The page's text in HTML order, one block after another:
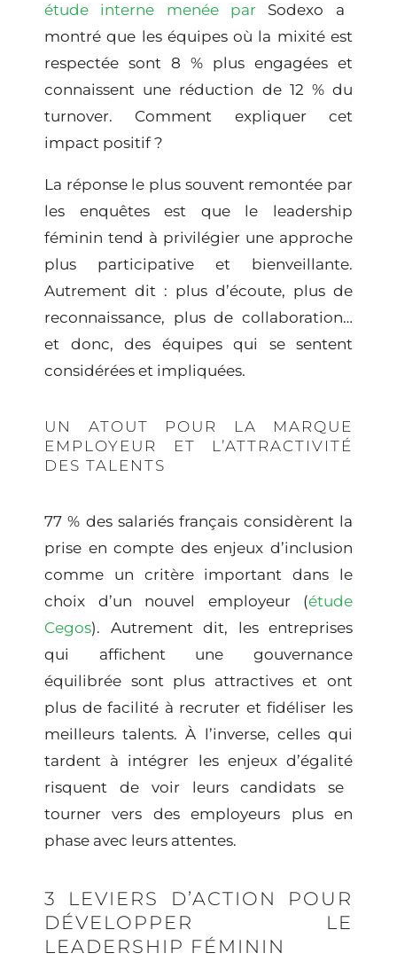
étude interne menée par Sodexo a
montré que les équipes où la mixitéest
respectée sont 8 % plus engagées et
connaissent une réduction de 12 % du
turnover. Comment expliquer cet
impact positif ?
La réponse le plus souvent remontée par
les enquêtes est que le leadership
féminin tend à privilégier une approche
plus participative et bienveillante.
Autrement dit : plus d’écoute, plus de
reconnaissance, plus de collaboration…
et donc, des équipes qui se sentent
considérées et impliquées.
UN ATOUT POUR LA MARQUE
EMPLOYEUR ET L’ATTRACTIVITÉ
DES TALENTS
77 % des salariés français considèrent la
prise en compte des enjeux d’inclusion
comme un critère important dans le
choix d’un nouvel employeur (étude
Cegos). Autrement dit, les entreprises
qui affichent une gouvernance
équilibrée sont plus attractives et ont
plus de facilité à recruter et fidéliser les
meilleurs talents. À l’inverse, celles qui
tardent à intégrer les enjeux d’égalité
risquent de voir leurs candidats se
tourner vers des employeurs plus en
phase avec leurs attentes.
3 LEVIERS D’ACTION POUR
DÉVELOPPER LE
LEADERSHIP FÉMININ